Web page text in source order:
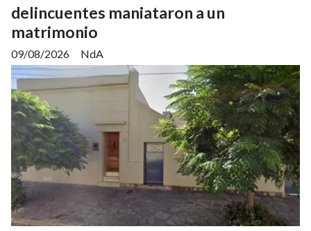
delincuentes maniataron a un
matrimonio
NdA
09/08/2026